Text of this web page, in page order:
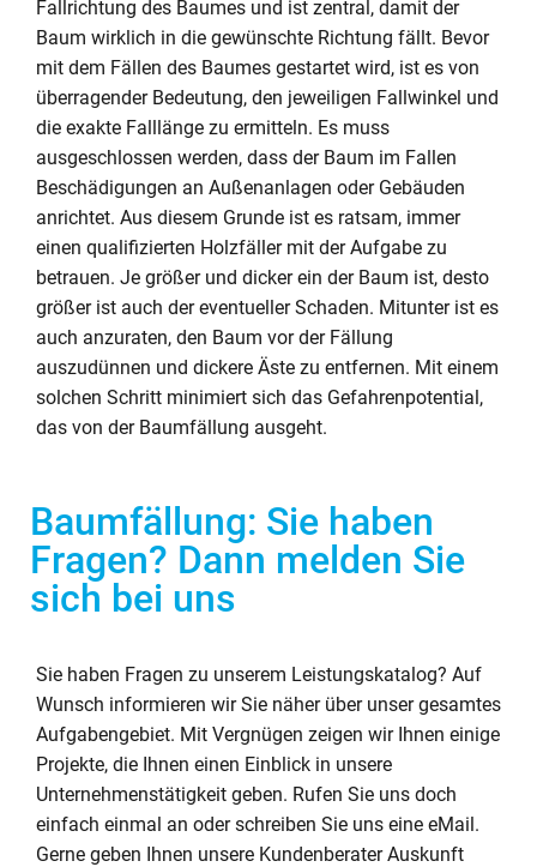
Fallrichtung des Baumes und ist zentral, damit der
Baum wirklich in die gewünschte Richtung fällt. Bevor
mit dem Fällen des Baumes gestartet wird, ist es von
überragender Bedeutung, den jeweiligen Fallwinkel und
die exakte Falllänge zu ermitteln. Es muss
ausgeschlossen werden, dass der Baum im Fallen
Beschädigungen an Außenanlagen oder Gebäuden
anrichtet. Aus diesem Grunde ist es ratsam, immer
einen qualifizierten Holzfäller mit der Aufgabe zu
betrauen. Je größer und dicker ein der Baum ist, desto
größer ist auch der eventueller Schaden. Mitunter ist es
auch anzuraten, den Baum vor der Fällung
auszudünnen und dickere Äste zu entfernen. Mit einem
solchen Schritt minimiert sich das Gefahrenpotential,
das von der Baumfällung ausgeht.
Baumfällung: Sie haben
Fragen? Dann melden Sie
sich bei uns
Sie haben Fragen zu unserem Leistungskatalog? Auf
Wunsch informieren wir Sie näher über unser gesamtes
Aufgabengebiet. Mit Vergnügen zeigen wir Ihnen einige
Projekte, die Ihnen einen Einblick in unsere
Unternehmenstätigkeit geben. Rufen Sie uns doch
einfach einmal an oder schreiben Sie uns eine eMail.
Gerne geben Ihnen unsere Kundenberater Auskunft